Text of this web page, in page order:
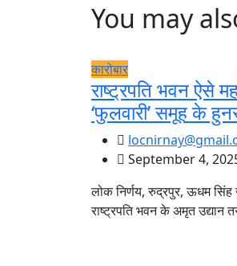
You may
कारोबार
राष्ट्रपति भवन ऐसे
‘फुलवारी’ समूह के
September 4,
लोक निर्णय, रुद्रपुर, ऊधम सिंह
राष्ट्रपति भवन के अमृत उद्यान